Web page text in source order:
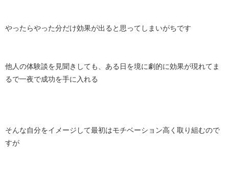
やったらやった分だけ効果が出ると思ってしまいがちです
他人の体験談を見聞きしても、ある日を境に劇的に効果が現れてま
るで一夜で成功を手に入れる
そんな自分をイメージして最初はモチベーション高く取り組むので
すが